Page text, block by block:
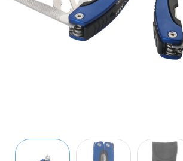
Ondergoed, Sokken en Nachtkleding
Overhemden
Schoenen